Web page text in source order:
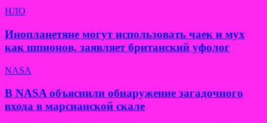
НЛО
Инопланетяне могут использовать чаек и мух
как шпионов, заявляет британский уфолог
NASA
В NASA объяснили обнаружение загадочного
входа в марсианской скале